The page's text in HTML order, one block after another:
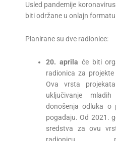
Usled pandemije
biti održane u onlajn
Planirane su dve radionice:
20. aprila će biti
radionica za
Ova vrsta
uključivanje
donošenja odluka o
pogađaju. Od 2021.
sredstva za ovu